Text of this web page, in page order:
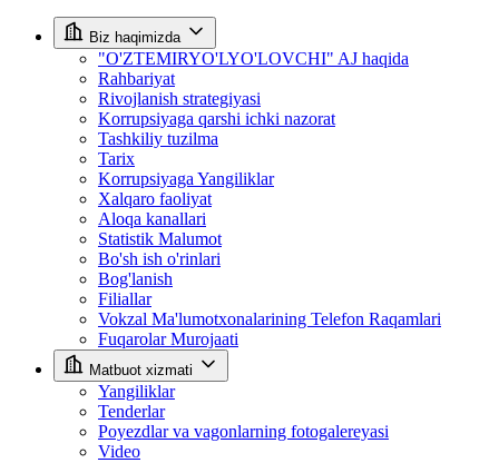
Biz haqimizda
"O'ZTEMIRYO'LYO'LOVCHI" AJ haqida
Rahbariyat
Rivojlanish strategiyasi
Korrupsiyaga qarshi ichki nazorat
Tashkiliy tuzilma
Tarix
Korrupsiyaga Yangiliklar
Xalqaro faoliyat
Aloqa kanallari
Statistik Malumot
Bo'sh ish o'rinlari
Bog'lanish
Filiallar
Vokzal Ma'lumotxonalarining Telefon Raqamlari
Fuqarolar Murojaati
Matbuot xizmati
Yangiliklar
Tenderlar
Poyezdlar va vagonlarning fotogalereyasi
Video